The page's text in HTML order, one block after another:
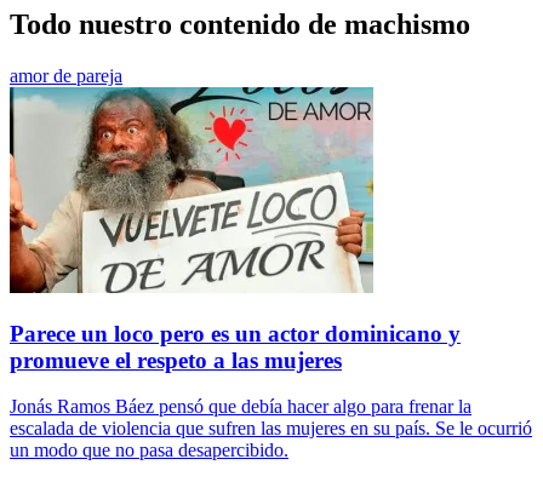
Todo nuestro contenido de machismo
amor de pareja
Parece un loco pero es un actor dominicano y
promueve el respeto a las mujeres
Jonás Ramos Báez pensó que debía hacer algo para frenar la
escalada de violencia que sufren las mujeres en su país. Se le ocurrió
un modo que no pasa desapercibido.